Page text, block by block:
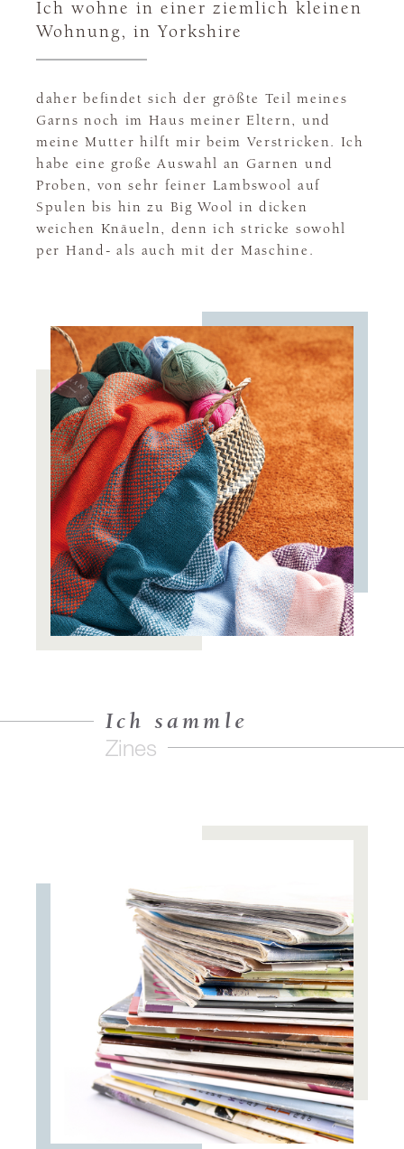
Ich wohne in einer ziemlich kleinen
Wohnung, in Yorkshire
daher befindet sich der größte Teil meines
Garns noch im Haus meiner Eltern, und
meine Mutter hilft mir beim Verstricken. Ich
habe eine große Auswahl an Garnen und
Proben, von sehr feiner Lambswool auf
Spulen bis hin zu Big Wool in dicken
weichen Knäueln, denn ich stricke sowohl
per Hand- als auch mit der Maschine.
Ich sammle
Zines